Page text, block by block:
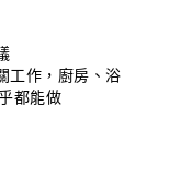
工作，廚房、浴
都能做